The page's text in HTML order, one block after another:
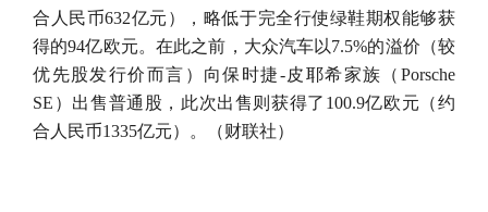
合人民币632亿元），略低于完全行使绿鞋期权能够获
得的94亿欧元。在此之前，大众汽车以7.5%的溢价（较
优先股发行价而言）向保时捷-皮耶希家族（Porsche
SE）出售普通股，此次出售则获得了100.9亿欧元（约
合人民币1335亿元）。（财联社）